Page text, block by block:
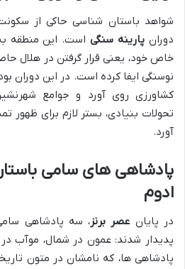
شواهد باستان شناسی حاکی از
دوران پارینه سنگیاست. این منطقه
خاص خود، یعنی قرار گرفتن در هلال
نوسنگی ایفا کرده است. در این دوران
کشاورزی روی آورد و جوامع
تحولات بنیادی، بستر لازم برای ظهور
آورد.
پادشاهی های سامی
ادوم
در پایان عصر برنز، سه پادشاهی
پدیدار شدند: عمون در شمال، موآب
پادشاهی ها، که نامشان در متون